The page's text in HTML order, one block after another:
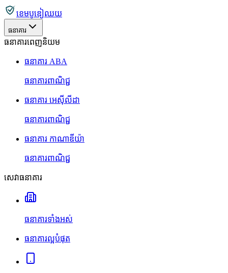
ខេមបូឌៀឈយ
ធនាគារ
ធនាគារពេញនិយម
ធនាគារ ABA
ធនាគារពាណិជ្ជ
ធនាគារ អេស៊ីលីដា
ធនាគារពាណិជ្ជ
ធនាគារ កាណាឌីយ៉ា
ធនាគារពាណិជ្ជ
សេវាធនាគារ
ធនាគារទាំងអស់
ធនាគារល្អបំផុត